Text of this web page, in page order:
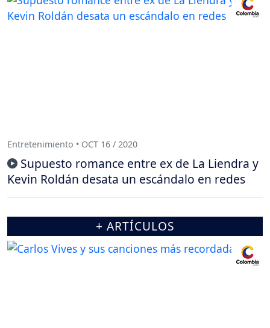
Entretenimiento • OCT 16 / 2020
Supuesto romance entre ex de La Liendra y
Kevin Roldán desata un escándalo en redes
+ ARTÍCULOS